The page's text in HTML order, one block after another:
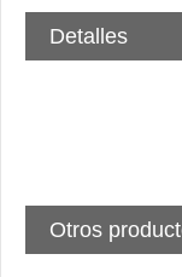
Detalles
Otros